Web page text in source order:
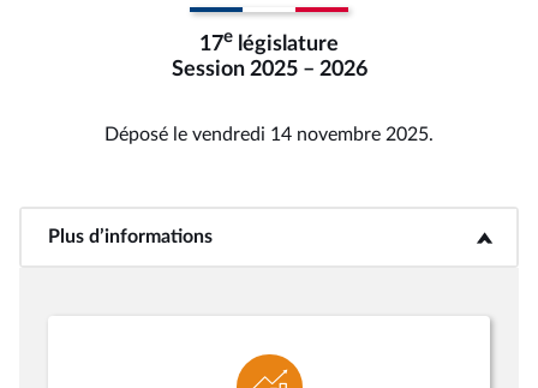
17e législature
Session 2025 – 2026
Déposé le vendredi 14 novembre 2025.
Plus d’informations<b>Plus d’informations</b>